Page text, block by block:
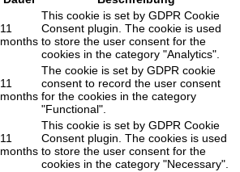
11
months
This cookie is set by GDPR Cookie
Consent plugin. The cookie is used
to store the user consent for the
cookies in the category "Analytics".
11
months
The cookie is set by GDPR cookie
consent to record the user consent
for the cookies in the category
"Functional".
11
months
This cookie is set by GDPR Cookie
Consent plugin. The cookies is used
to store the user consent for the
cookies in the category "Necessary".